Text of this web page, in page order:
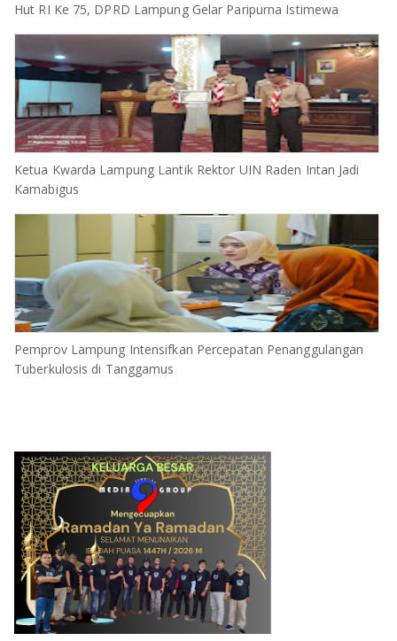
Hut RI Ke 75, DPRD Lampung Gelar Paripurna Istimewa
Ketua Kwarda Lampung Lantik Rektor UIN Raden Intan Jadi
Kamabigus
Pemprov Lampung Intensifkan Percepatan Penanggulangan
Tuberkulosis di Tanggamus